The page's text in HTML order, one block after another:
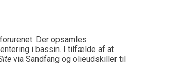
Der opsamles
i bassin. I tilfælde af at
via Sandfang og olieudskiller til